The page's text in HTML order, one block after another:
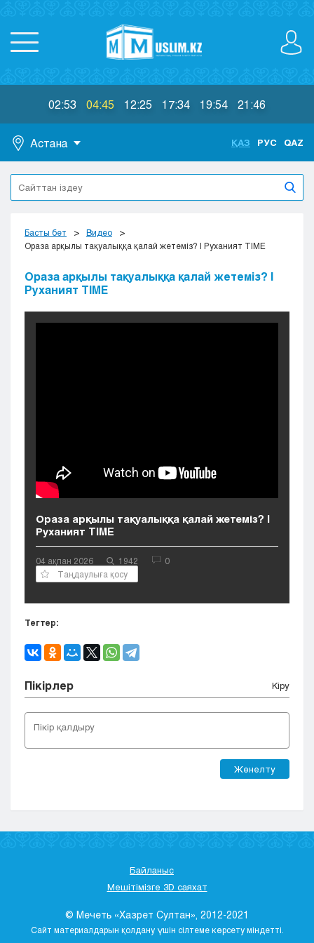
02:53 04:45 12:25 17:34 19:54 21:46
Астана
Астана
Алматы
Атырау
Караганда
Кокшетау
Костанай
Шымкент
ҚАЗ РУС QAZ
Басты бет
Видео
Ораза арқылы тақуалыққа қалай жетеміз? | Руханият TIME
Ораза арқылы тақуалыққа қалай жетеміз? |
Руханият TIME
Ораза арқылы тақуалыққа қалай жетеміз? |
Руханият TIME
04 ақпан 2026 1942
0
Таңдаулыға қосу
Тегтер:
Пікірлер Кіру
Жөнелту
Байланыс
Мешітімізге 3D саяхат
© Мечеть «Хазрет Султан», 2012-2021
Сайт материалдарын қолдану үшін сілтеме көрсету міндетті.